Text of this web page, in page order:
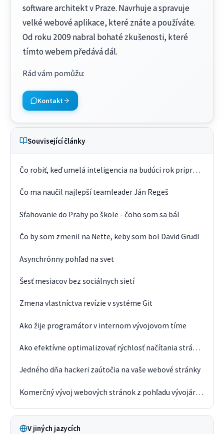
software architekt v Praze. Navrhuje a spravuje
velké webové aplikace, které znáte a používáte.
Od roku 2009 nabral bohaté zkušenosti, které
tímto webem předává dál.
Rád vám pomůžu:
Kontakt
Související články
Čo robiť, keď umelá inteligencia na budúci rok pripraví programátorov o prácu?
Čo ma naučil najlepší teamleader Ján Regeš
Sťahovanie do Prahy po škole - čoho som sa bál
Čo by som zmenil na Nette, keby som bol David Grudl
Asynchrónny pohľad na svet
Šesť mesiacov bez sociálnych sietí
Zmena vlastníctva revízie v systéme Git
Ako žije programátor v internom vývojovom tíme
Ako efektívne optimalizovať rýchlosť načítania stránky
Jedného dňa hackeri zaútočia na vaše webové stránky
Komerčný vývoj webových stránok z pohľadu vývojára v roku 2019
V jiných jazycích